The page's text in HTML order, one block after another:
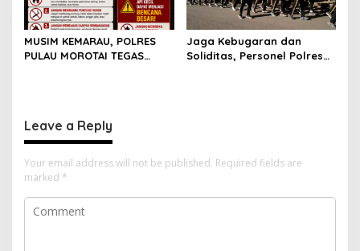
MUSIM KEMARAU, POLRES
PULAU MOROTAI TEGAS
Jaga Kebugaran dan
Soliditas, Personel Polres
Leave a Reply
Your email address will not be published. Required fields are
marked *